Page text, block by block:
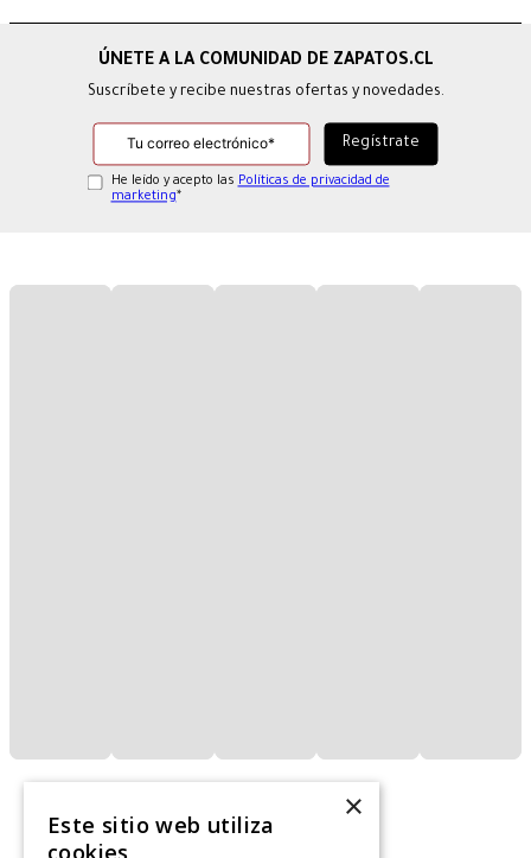
Suscríbete y recibe nuestras ofertas y novedades.
He leído y acepto las Políticas de privacidad de
marketing*
×
Este sitio web utiliza
cookies